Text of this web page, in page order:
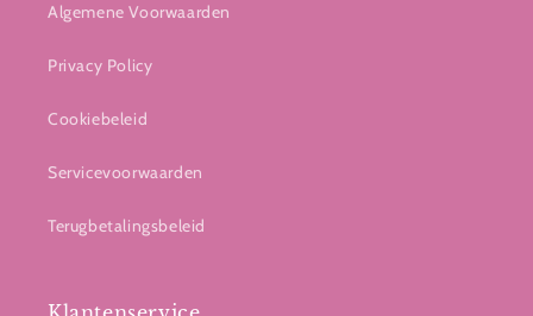
Algemene Voorwaarden
Privacy Policy
Cookiebeleid
Servicevoorwaarden
Terugbetalingsbeleid